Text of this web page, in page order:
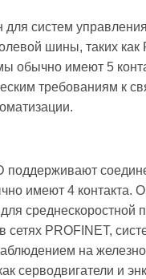
для систем
шины, таких как
обычно имеют 5
требованиям к
поддерживают
имеют 4 контакта.
среднескоростной
сетях PROFINET,
на
серводвигатели и